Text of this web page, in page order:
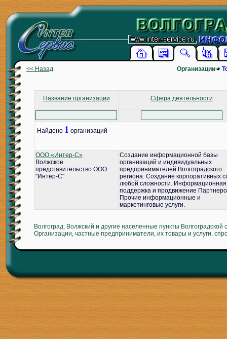
<< Назад Организации
Название организации Сфера деятельности
Найдено 1 организаций
ООО «Интер-С»
Волжское
представительство ООО
"Интер-С"
Создание информационной базы
организаций и индивидуальных
предпринимателей Волгоградского
региона. Создание корпоративных
любой сложности. Информационная
поддержка и продвижение
Прочие информационные и
маркетинговые услуги.
Волгоград, Волжский и другие населенные пункты Волгоградской
Организации, частные предприниматели, их товары и услуги,